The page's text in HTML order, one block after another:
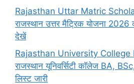
Rajasthan Uttar Matric
राजस्थान उत्तर मैट्रिक योजना
देखें
Rajasthan University
राजस्थान यूनिवर्सिटी कॉलेज BA,
लिस्ट जारी